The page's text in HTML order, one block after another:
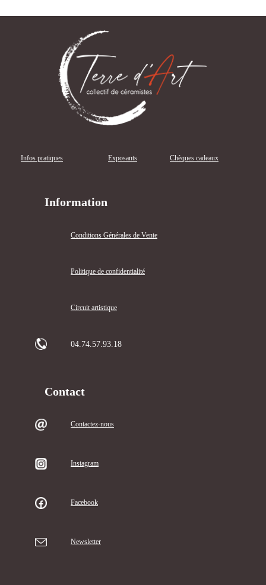
Infos pratiques Exposants Chèques cadeaux
Information
Conditions Générales de Vente
Politique de confidentialité
Circuit artistique
04.74.57.93.18
Contact
Contactez-nous
Instagram
Facebook
Newsletter